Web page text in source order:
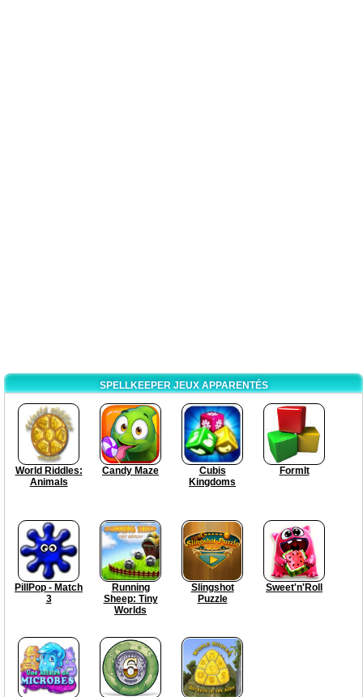
SPELLKEEPER JEUX APPARENTÉS
World Riddles:
Animals
Candy Maze
Cubis
Kingdoms
FormIt
PillPop - Match
3
Running
Sheep: Tiny
Worlds
Slingshot
Puzzle
Sweet'n'Roll